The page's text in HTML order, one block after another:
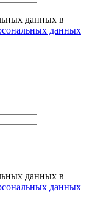
данных в
данных
данных в
данных